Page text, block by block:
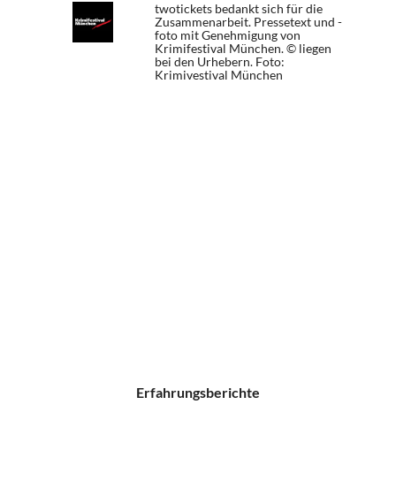
twotickets bedankt sich für die
Zusammenarbeit. Pressetext und -
foto mit Genehmigung von
Krimifestival München. © liegen
bei den Urhebern. Foto:
Krimivestival München
Erfahrungsberichte